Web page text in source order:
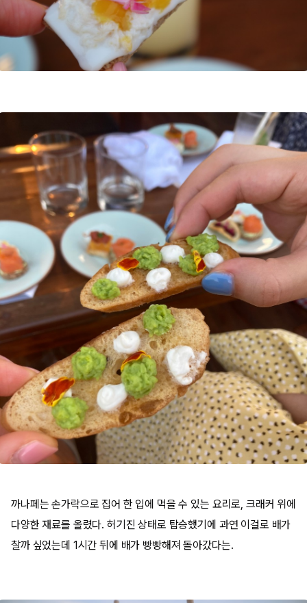
까나페는 손가락으로 집어 한 입에 먹을 수 있는 요리로, 크래커 위에
다양한 재료를 올렸다. 허기진 상태로 탑승했기에 과연 이걸로 배가
찰까 싶었는데 1시간 뒤에 배가 빵빵해져 돌아갔다는.